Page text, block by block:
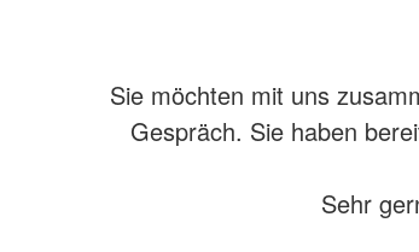
AR Anwendung auf dem iPad für eine
Sie möchten mit uns
Gespräch. Sie haben
Sehr